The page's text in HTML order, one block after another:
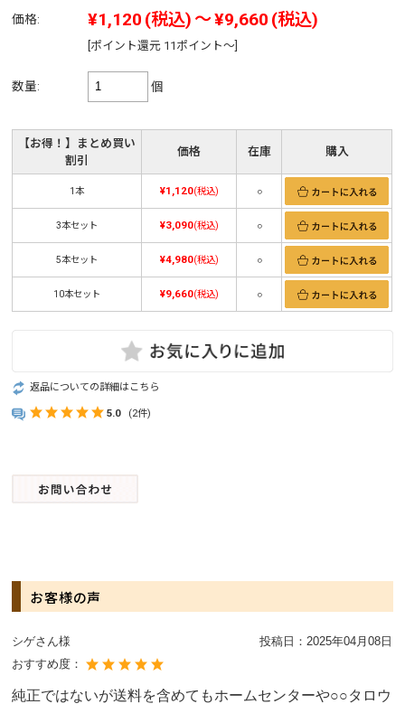
価格: ¥1,120 (税込) ～¥9,660 (税込)
[ポイント還元 11ポイント～]
数量: 個
【お得！】まとめ買い
割引
価格 在庫 購入
1本 ¥1,120(税込) ○
3本セット ¥3,090(税込) ○
5本セット ¥4,980(税込) ○
10本セット ¥9,660(税込) ○
返品についての詳細はこちら
5.0 (2件)
お客様の声
シゲさん様 投稿日：2025年04月08日
おすすめ度：
純正ではないが送料を含めてもホームセンターや○○タロウ